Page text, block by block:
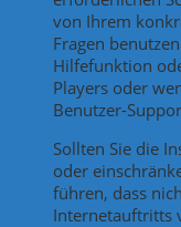
von Ihrem
Fragen
Hilfefunktion
Players oder
Benutzer-
Sollten Sie die
oder
führen, dass
Internetauftritts